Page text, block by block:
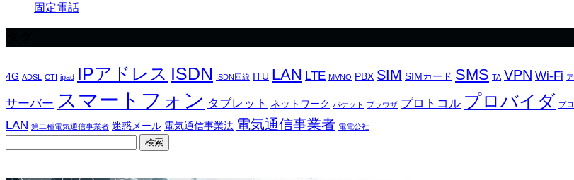
固定電話
4G ADSL CTI ipad IPアドレス ISDN ISDN回線 ITU LAN LTE MVNO PBX SIM SIMカード SMS TA VPN Wi-Fi
サーバー スマートフォン タブレット ネットワーク パケット ブラウザ プロトコル プロバイダ プ
LAN 第二種電気通信事業者 迷惑メール 電気通信事業法 電気通信事業者 電電公社